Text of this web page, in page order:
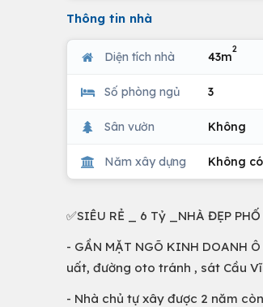
Thông tin nhà
Diện tích nhà 43m
2
Số phòng ngủ 3
Sân vườn Không
Năm xây dựng Không
✅SIÊU RẺ _ 6 Tỷ _NHÀ ĐẸP
- GẦN MẶT NGÕ KINH DOANH
uất, đường oto tránh , sát Cầu
- Nhà chủ tự xây được 2 năm